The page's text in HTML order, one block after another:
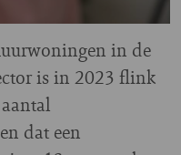
in de
is in 2023 flink
dat een